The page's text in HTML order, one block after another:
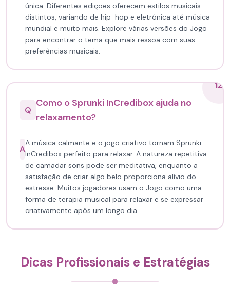
única. Diferentes edições oferecem estilos musicais
distintos, variando de hip-hop e eletrônica até música
mundial e muito mais. Explore várias versões do Jogo
para encontrar o tema que mais ressoa com suas
preferências musicais.
12
Q
Como o Sprunki InCredibox ajuda no
relaxamento?
A
A música calmante e o jogo criativo tornam Sprunki
InCredibox perfeito para relaxar. A natureza repetitiva
de camadar sons pode ser meditativa, enquanto a
satisfação de criar algo belo proporciona alívio do
estresse. Muitos jogadores usam o Jogo como uma
forma de terapia musical para relaxar e se expressar
criativamente após um longo dia.
Dicas Profissionais e Estratégias